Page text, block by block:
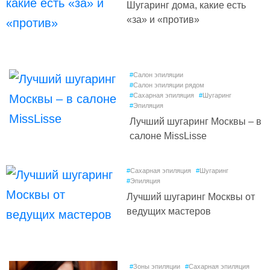
Шугаринг дома, какие есть
«за» и «против»
#Салон эпиляции
#Салон эпиляции рядом
#Сахарная эпиляция #Шугаринг
#Эпиляция
Лучший шугаринг Москвы – в
салоне MissLisse
#Сахарная эпиляция #Шугаринг
#Эпиляция
Лучший шугаринг Москвы от
ведущих мастеров
#Зоны эпиляции #Сахарная эпиляция